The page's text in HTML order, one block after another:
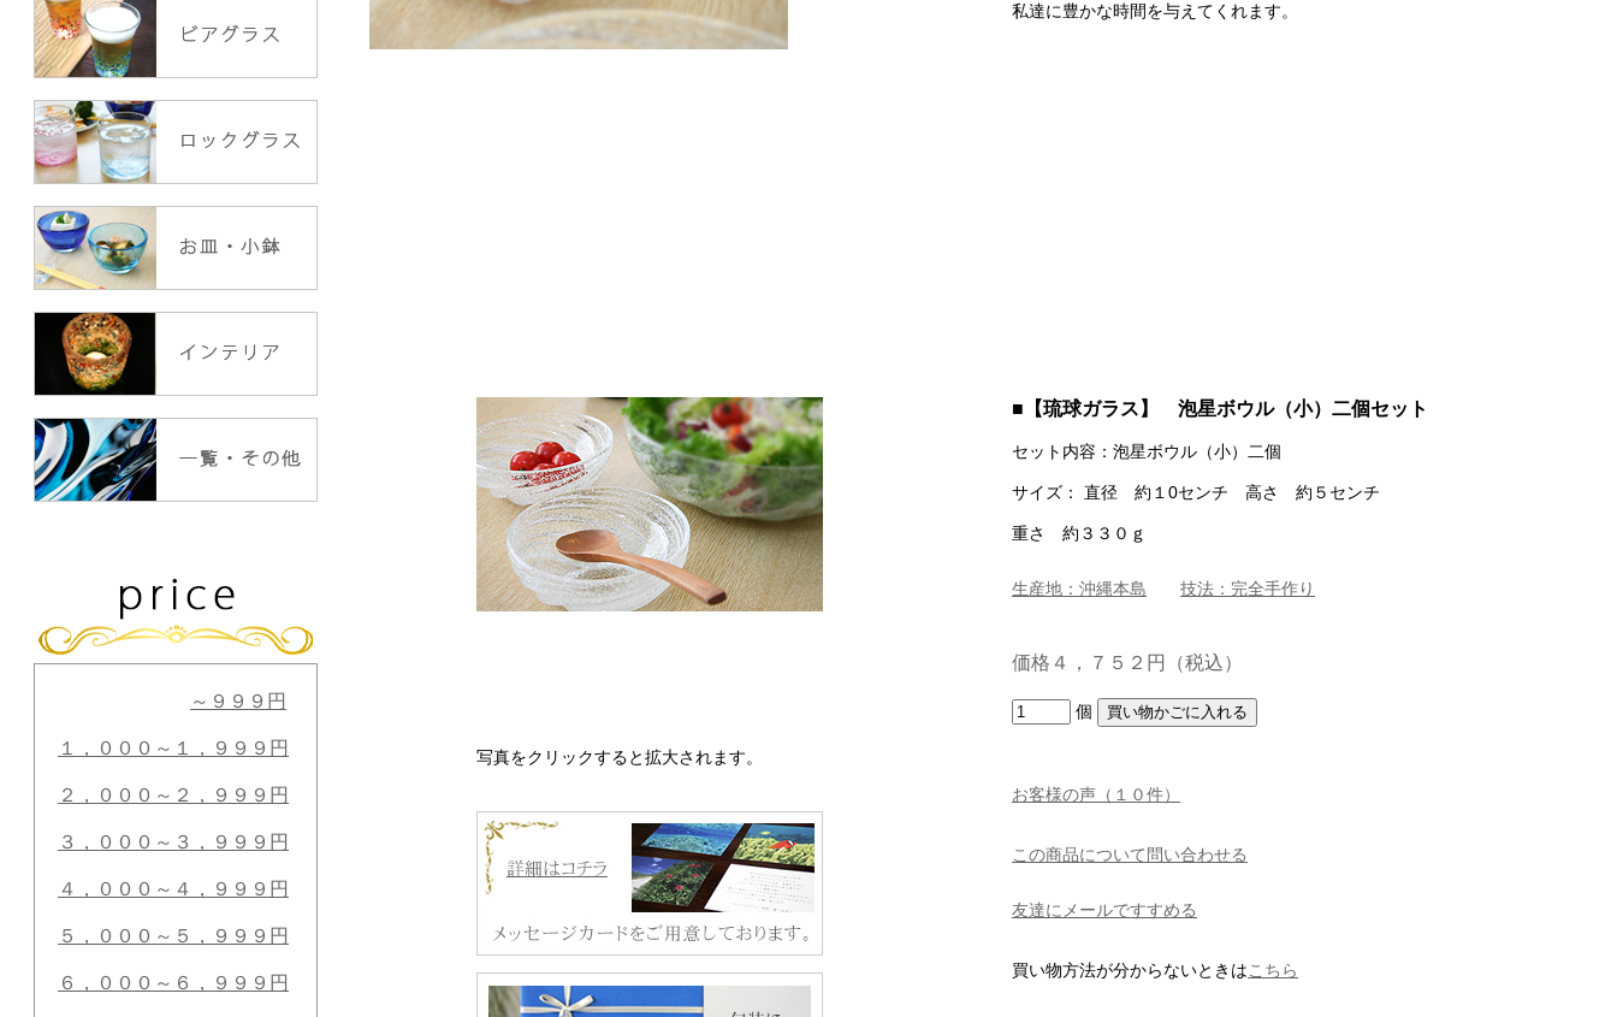
～９９９円
１，０００～１，９９９円
２，０００～２，９９９円
３，０００～３，９９９円
４，０００～４，９９９円
５，０００～５，９９９円
６，０００～６，９９９円
私達に豊かな時間を与えてくれます。
■【琉球ガラス】 泡星ボウル（小）二個セット
セット内容：泡星ボウル（小）二個
サイズ： 直径 約１0センチ 高さ 約５センチ
重さ 約３３０ｇ
生産地：沖縄本島 技法：完全手作り
価格４，７５２円（税込）
個
お客様の声（１０件）
この商品について問い合わせる
友達にメールですすめる
買い物方法が分からないときはこちら
写真をクリックすると拡大されます。